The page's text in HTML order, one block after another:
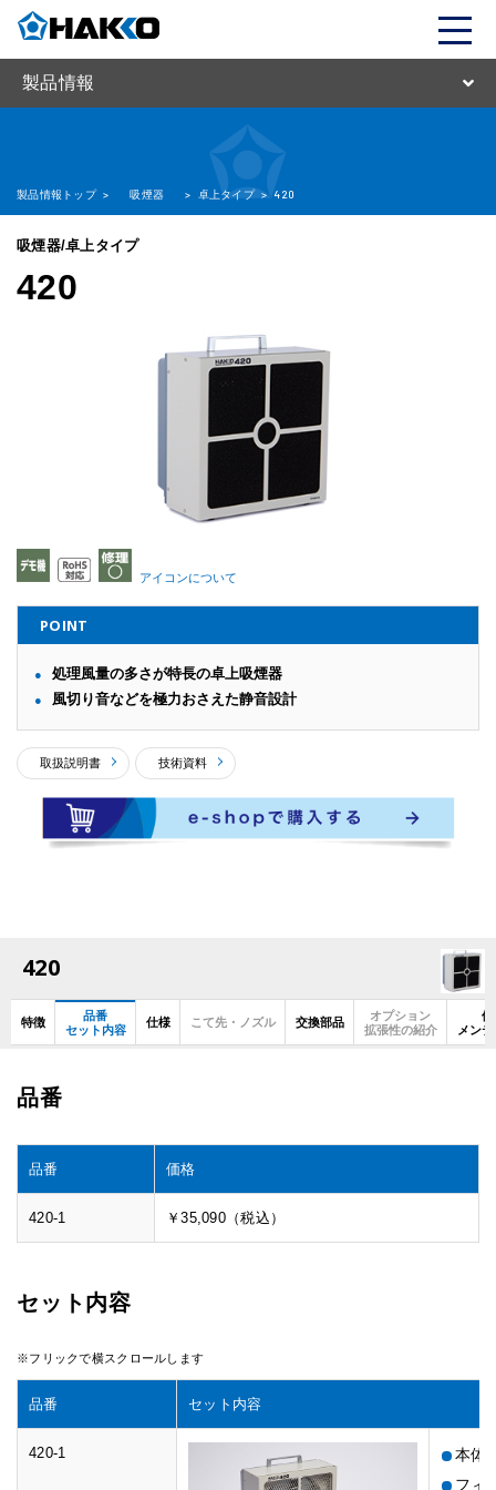
製品情報
製品情報トップ > 吸煙器 > 卓上タイプ > 420
吸煙器/卓上タイプ
420
アイコンについて
POINT
処理風量の多さが特長の卓上吸煙器
風切り音などを極力おさえた静音設計
取扱説明書 技術資料
420
特徴
品番
セット内容
仕様 こて先・ノズル 交換部品
オプション
拡張性の紹介
使
メン
品番
品番 価格
420-1 ￥35,090（税込）
セット内容
品番 セット内容
420-1
本体
フィ